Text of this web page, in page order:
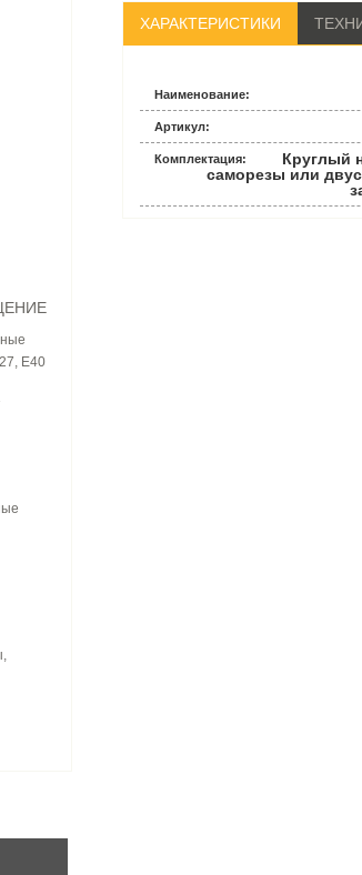
E40
ХАРАКТЕРИСТИКИ
Наименование:
Артикул:
Комплектация:
Круглый
саморезы или